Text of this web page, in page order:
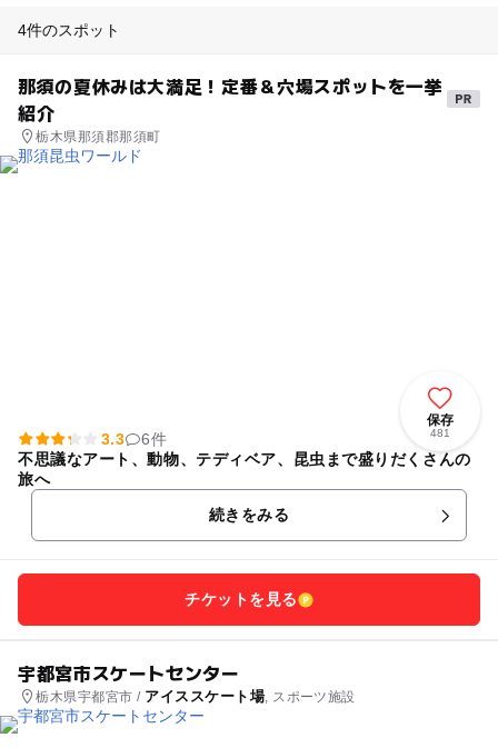
4件のスポット
那須の夏休みは大満足！定番＆穴場スポットを一挙
紹介
栃木県那須郡那須町
保存
481
3.3
6件
不思議なアート、動物、テディベア、昆虫まで盛りだくさんの
旅へ
続きをみる
チケットを見る
宇都宮市スケートセンター
栃木県宇都宮市 / アイススケート場, スポーツ施設